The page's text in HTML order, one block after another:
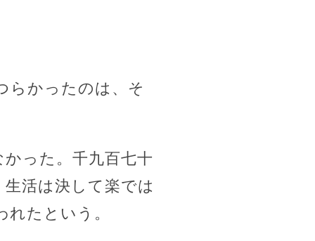
らかったのは、そ
った。千九百七十
活は決して楽では
たという。